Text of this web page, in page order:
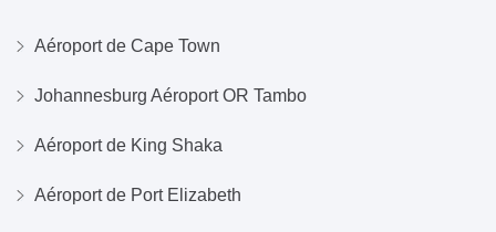
Aéroport de Cape Town
Johannesburg Aéroport OR Tambo
Aéroport de King Shaka
Aéroport de Port Elizabeth